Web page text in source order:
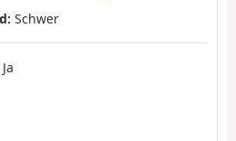
Schwer
Ja